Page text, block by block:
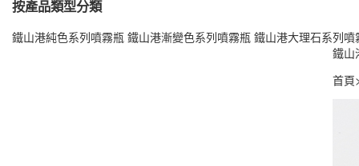
按產品類型分類
鐵山港純色系列噴霧瓶 鐵山港漸變色系列噴霧瓶 鐵山港大理石系列噴
鐵山
首頁